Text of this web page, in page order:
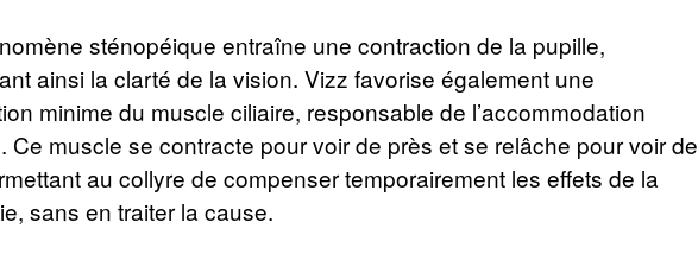
sténopéique entraîne une contraction de la pupille,
ainsi la clarté de la vision. Vizz favorise également une
minime du muscle ciliaire, responsable de l’accommodation
Ce muscle se contracte pour voir de près et se relâche pour voir de
au collyre de compenser temporairement les effets de la
sans en traiter la cause.